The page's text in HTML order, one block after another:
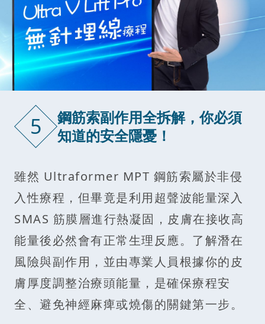
5
鋼筋索副作用全拆解，你必須
知道的安全隱憂！
雖然 Ultraformer MPT 鋼筋索屬於非侵
入性療程，但畢竟是利用超聲波能量深入
SMAS 筋膜層進行熱凝固，皮膚在接收高
能量後必然會有正常生理反應。了解潛在
風險與副作用，並由專業人員根據你的皮
膚厚度調整治療頭能量，是確保療程安
全、避免神經麻痺或燒傷的關鍵第一步。